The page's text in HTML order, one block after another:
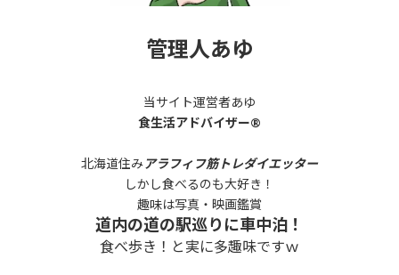
管理人あゆ
当サイト運営者あゆ
食生活アドバイザー®
北海道住み アラフィフ筋トレダイエッター
しかし食べるのも大好き！
趣味は写真・映画鑑賞
道内の道の駅巡りに車中泊！
食べ歩き！と実に多趣味ですｗ